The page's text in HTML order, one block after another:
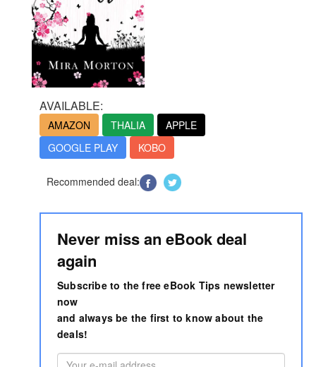
AVAILABLE:
AMAZON THALIA
APPLE
GOOGLE PLAY
KOBO
Recommended deal:
Never miss an eBook deal
again
Subscribe to the free eBook Tips newsletter
now
and always be the first to know about the
deals!